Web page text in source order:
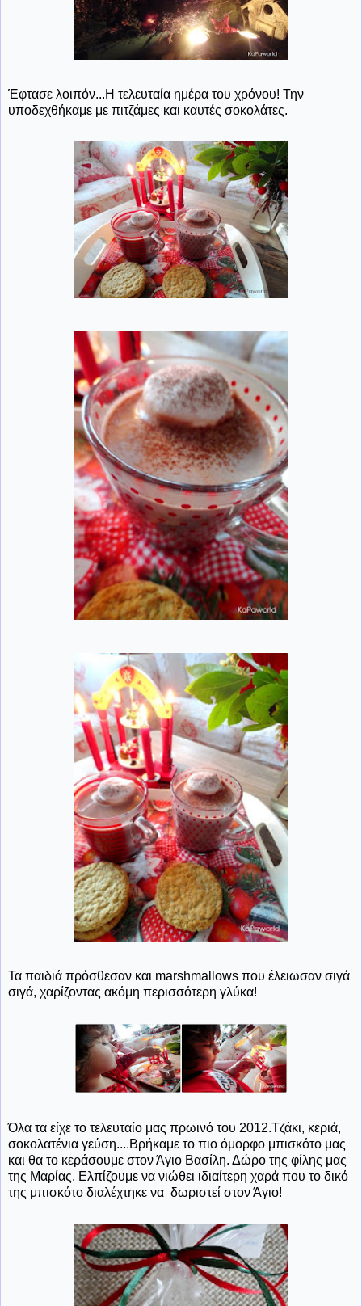
Έφτασε λοιπόν...Η τελευταία ημέρα του χρόνου! Την
υποδεχθήκαμε με πιτζάμες και καυτές σοκολάτες.
Τα παιδιά πρόσθεσαν και marshmallows που έλειωσαν σιγά
σιγά, χαρίζοντας ακόμη περισσότερη γλύκα!
Όλα τα είχε το τελευταίο μας πρωινό του 2012.Τζάκι, κεριά,
σοκολατένια γεύση....Βρήκαμε το πιο όμορφο μπισκότο μας
και θα το κεράσουμε στον Άγιο Βασίλη. Δώρο της φίλης μας
της Μαρίας. Ελπίζουμε να νιώθει ιδιαίτερη χαρά που το δικό
της μπισκότο διαλέχτηκε να δωριστεί στον Άγιο!